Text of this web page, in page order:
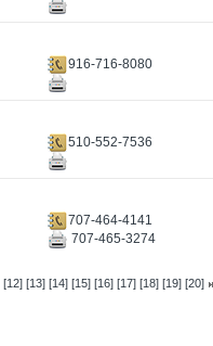
916-716-8080
510-552-7536
707-464-4141
707-465-3274
[12] [13] [14] [15] [16] [17] [18] [19] [20]